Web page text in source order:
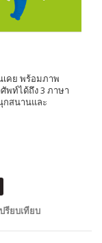
เคย พร้อมภาพ
พท์ได้ถึง 3 ภาษา
กสนานและ
รียบเทียบ